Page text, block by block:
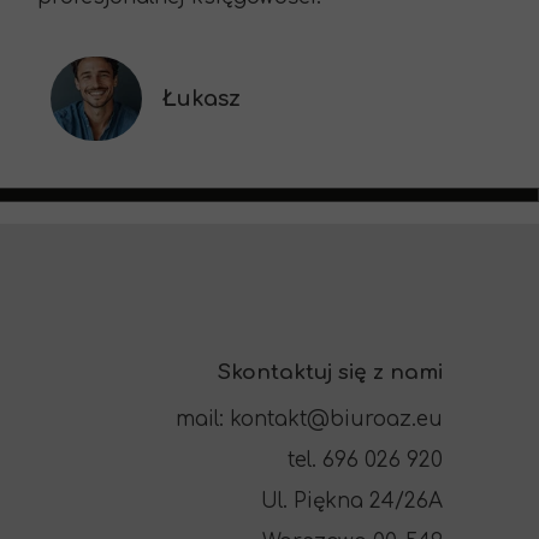
Łukasz
Skontaktuj się z nami
mail: kontakt@biuroaz.eu
tel. 696 026 920
Ul. Piękna 24/26A